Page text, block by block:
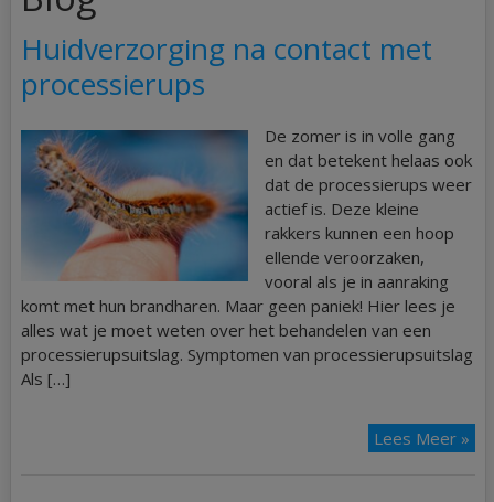
Huidverzorging na contact met
processierups
De zomer is in volle gang
en dat betekent helaas ook
dat de processierups weer
actief is. Deze kleine
rakkers kunnen een hoop
ellende veroorzaken,
vooral als je in aanraking
komt met hun brandharen. Maar geen paniek! Hier lees je
alles wat je moet weten over het behandelen van een
processierupsuitslag. Symptomen van processierupsuitslag
Als […]
Lees Meer »